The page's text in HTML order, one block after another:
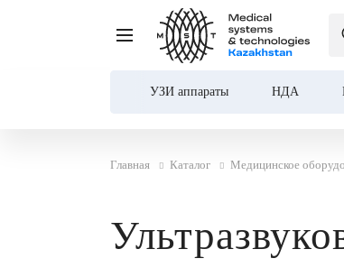
УЗИ аппараты НДА
Главная Каталог Медицинское